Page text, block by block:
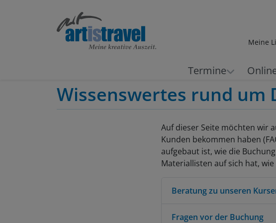
Meine
Termine
Wissenswertes rund um
Auf dieser Seite möchten wir
Kunden bekommen haben
aufgebaut ist, wie die
Materiallisten auf sich hat,
Beratung zu unseren
Zu allen Kursen,
Fragen vor der Buchung